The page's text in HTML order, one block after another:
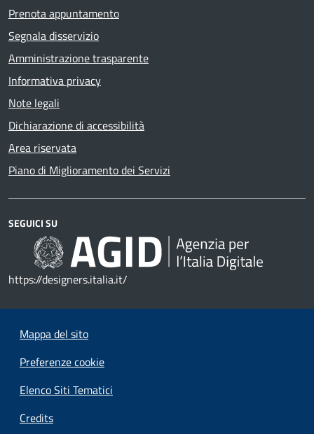
Prenota appuntamento
Segnala disservizio
Amministrazione trasparente
Informativa privacy
Note legali
Dichiarazione di accessibilità
Area riservata
Piano di Miglioramento dei Servizi
SEGUICI SU
https://designers.italia.it/
Mappa del sito
Preferenze cookie
Elenco Siti Tematici
Credits